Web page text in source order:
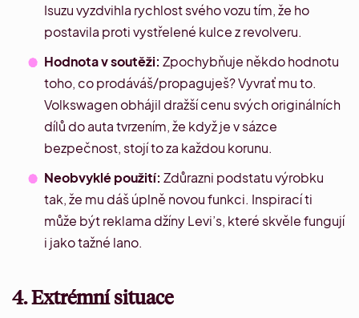
Isuzu vyzdvihla rychlost svého vozu tím, že ho
postavila proti vystřelené kulce z revolveru.
Hodnota v soutěži: Zpochybňuje někdo hodnotu
toho, co prodáváš/propaguješ? Vyvrať mu to.
Volkswagen obhájildražší cenu svých originálních
dílů do auta tvrzením, že když je v sázce
bezpečnost, stojí to za každou korunu.
Neobvyklé použití: Zdůrazni podstatu výrobku
tak, že mu dáš úplně novou funkci. Inspirací ti
může býtreklama džíny Levi’s, které skvěle fungují
i jako tažné lano.
4. Extrémní situace